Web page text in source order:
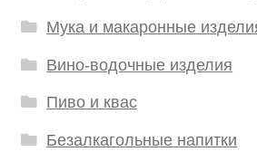
Мука и макаронные
Вино-водочные изделия
Пиво и квас
Безалкагольные напитки